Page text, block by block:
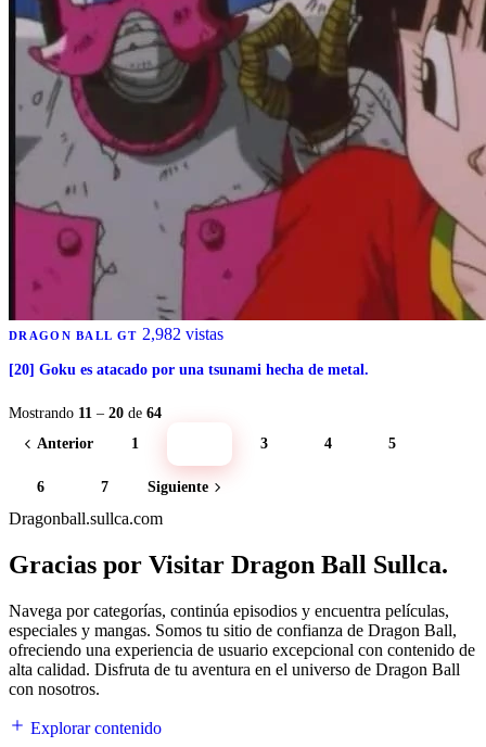
DRAGON BALL GT 2,982 vistas
[20] Goku es atacado por una tsunami hecha de metal.
Mostrando 11 – 20 de 64
Anterior
1 3 4 5
6 7 Siguiente
Dragonball.sullca.com
Gracias por Visitar Dragon Ball Sullca.
Navega por categorías, continúa episodios y encuentra películas,
especiales y mangas. Somos tu sitio de confianza de Dragon Ball,
ofreciendo una experiencia de usuario excepcional con contenido de
alta calidad. Disfruta de tu aventura en el universo de Dragon Ball
con nosotros.
Explorar contenido